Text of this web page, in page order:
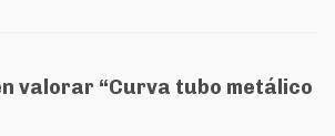
valorar “Curva tubo metálico